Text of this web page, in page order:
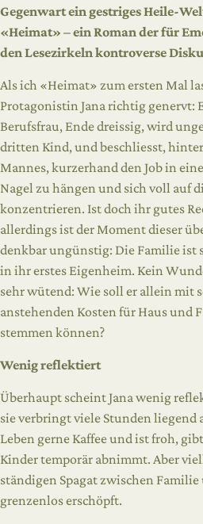
Gegenwart ein gestriges Heile-
«Heimat» – ein Roman der für
den Lesezirkeln kontroverse
Als ich «Heimat» zum ersten Mal
Protagonistin Jana richtig genervt:
Berufsfrau, Ende dreissig, wird
dritten Kind, und beschliesst,
Mannes, kurzerhand den Job in
Nagel zu hängen und sich voll auf
konzentrieren. Ist doch ihr gutes
allerdings ist der Moment dieser
denkbar ungünstig: Die Familie ist
in ihr erstes Eigenheim. Kein
sehr wütend: Wie soll er allein mit
anstehenden Kosten für Haus und
stemmen können?
Wenig reflektiert
Überhaupt scheint Jana wenig
sie verbringt viele Stunden liegend
Leben gerne Kaffee und ist froh,
Kinder temporär abnimmt. Aber
ständigen Spagat zwischen
grenzenlos erschöpft.